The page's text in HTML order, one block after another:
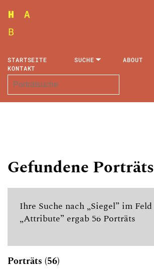
STARTSEITE SUCHE
ABOUT
KONTAKT
Gefundene Porträts
Ihre Suche nach „Siegel” im Feld
„Attribute” ergab 56 Porträts
Porträts (56)